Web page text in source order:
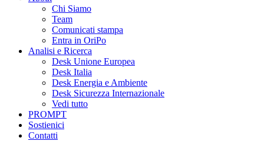
Chi Siamo
Team
Comunicati stampa
Entra in OriPo
Analisi e Ricerca
Desk Unione Europea
Desk Italia
Desk Energia e Ambiente
Desk Sicurezza Internazionale
Vedi tutto
PROMPT
Sostienici
Contatti